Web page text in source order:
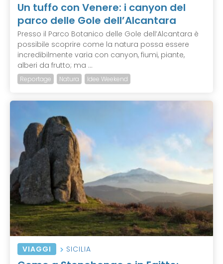
Un tuffo con Venere: i canyon del
parco delle Gole dell’Alcantara
Presso il Parco Botanico delle Gole dell’Alcantara è
possibile scoprire come la natura possa essere
incredibilmente varia con canyon, fiumi, piante,
alberi da frutto; ma ...
Reportage Natura Idee Weekend
VIAGGI SICILIA